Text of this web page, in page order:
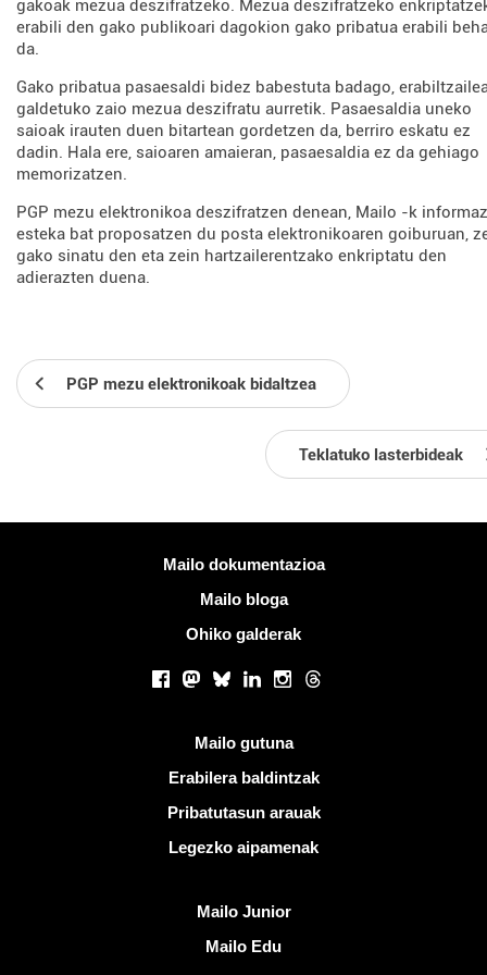
gakoak mezua deszifratzeko. Mezua deszifratzeko
erabili den gako publikoari dagokion gako pribatua erabili
da.
Gako pribatua pasaesaldi bidez babestuta badago,
galdetuko zaio mezua deszifratu aurretik. Pasaesaldia uneko
saioak irauten duen bitartean gordetzen da, berriro eskatu ez
dadin. Hala ere, saioaren amaieran, pasaesaldia ez da gehiago
memorizatzen.
PGP mezu elektronikoa deszifratzen denean, Mailo -k
esteka bat proposatzen du posta elektronikoaren goiburuan,
gako sinatu den eta zein hartzailerentzako enkriptatu den
adierazten duena.
PGP mezu elektronikoak bidaltzea
Teklatuko lasterbideak
Mailo dokumentazioa
Mailo bloga
Ohiko galderak
Facebook
Mastodon
BlueskyLinkedInInstagram
Threads
Mailo gutuna
Erabilera baldintzak
Pribatutasun arauak
Legezko aipamenak
Mailo Junior
Mailo Edu